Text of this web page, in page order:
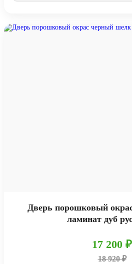
Дверь порошковый
ламинат дуб
17 200 ₽
18 920 ₽